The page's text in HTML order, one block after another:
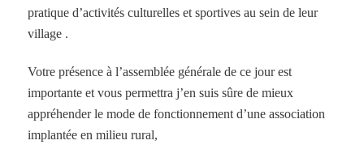
pratique d’activités culturelles et sportives au sein de leur
village .
Votre présence à l’assemblée générale de ce jour est
importante et vous permettra j’en suis sûre de mieux
appréhender le mode de fonctionnement d’une association
implantée en milieu rural,